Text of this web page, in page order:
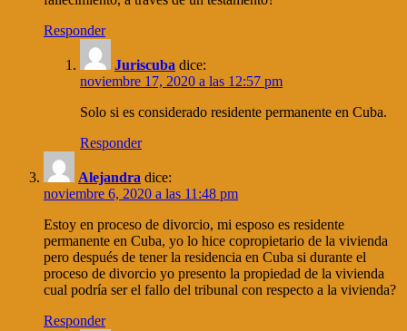
Responder
Juriscuba dice:
noviembre 17, 2020 a las 12:57 pm
Solo si es considerado residente permanente en Cuba.
Responder
Alejandra dice:
noviembre 6, 2020 a las 11:48 pm
Estoy en proceso de divorcio, mi esposo es residente
permanente en Cuba, yo lo hice copropietario de la vivienda
pero después de tener la residencia en Cuba si durante el
proceso de divorcio yo presento la propiedad de la vivienda
cual podría ser el fallo del tribunal con respecto a la vivienda?
Responder